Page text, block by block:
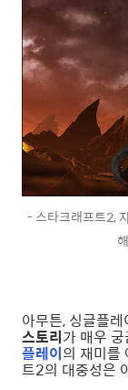
- 스타크래프트2,
아무튼, 싱글플
스토리가 매우
플레이의 재미를
트2의 대중성은